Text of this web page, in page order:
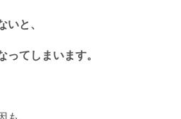
いと、
ってしまいます。